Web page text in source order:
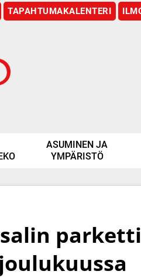
TAPAHTUMAKALENTERI
ASUMINEN JA
YMPÄRISTÖ